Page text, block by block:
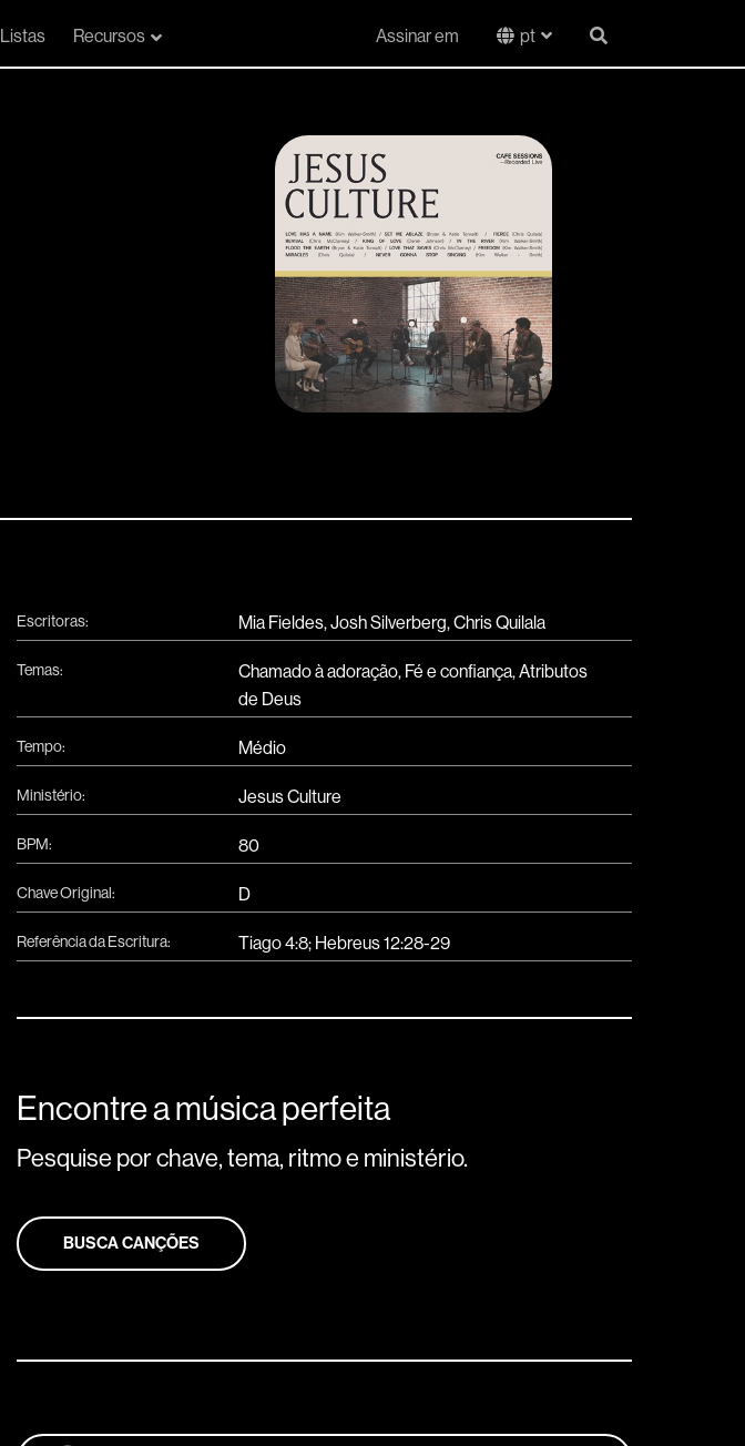
Listas Recursos Assinar em pt
Escritoras: Mia Fieldes, Josh Silverberg, Chris Quilala
Temas:
Chamado à adoração, Fé e confiança, Atributos
de Deus
Tempo: Médio
Ministério: Jesus Culture
BPM: 80
Chave Original: D
Referência da Escritura: Tiago 4:8; Hebreus 12:28-29
Encontre a música perfeita
Pesquise por chave, tema, ritmo e ministério.
BUSCA CANÇÕES